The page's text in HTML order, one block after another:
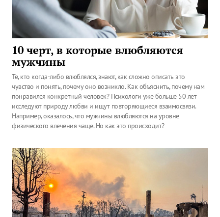
10 черт, в которые влюбляются
мужчины
Те, кто когда-либо влюблялся, знают, как сложно описать это
чувство и понять, почему оно возникло. Как объяснить, почему нам
понравился конкретный человек? Психологи уже больше 50 лет
исследуют природу любви и ищут повторяющиеся взаимосвязи.
Например, оказалось, что мужчины влюбляются на уровне
физического влечения чаще. Но как это происходит?